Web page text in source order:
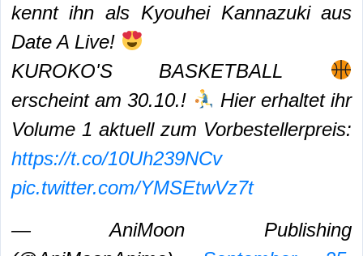
kennt ihn als Kyouhei Kannazuki aus
Date A Live!
KUROKO'S BASKETBALL
erscheint am 30.10.!
Hier erhaltet ihr
Volume 1 aktuell zum Vorbestellerpreis:
https://t.co/10Uh239NCv
pic.twitter.com/YMSEtwVz7t
— AniMoon Publishing